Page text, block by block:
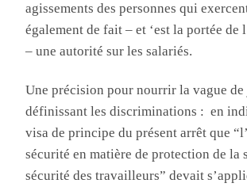
agissements des personnes qui
également de fait – et ‘est la portée de
– une autorité sur les salariés.
Une précision pour nourrir la vague
définissant les discriminations : en
visa de principe du présent arrêt que
sécurité en matière de protection de la
sécurité des travailleurs” devait